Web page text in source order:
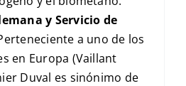
y Servicio de
a uno de los
en Europa (Vaillant
Duval es sinónimo de